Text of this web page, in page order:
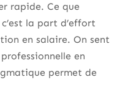
rapide. Ce que
la part d’effort
en salaire. On sent
en
permet de